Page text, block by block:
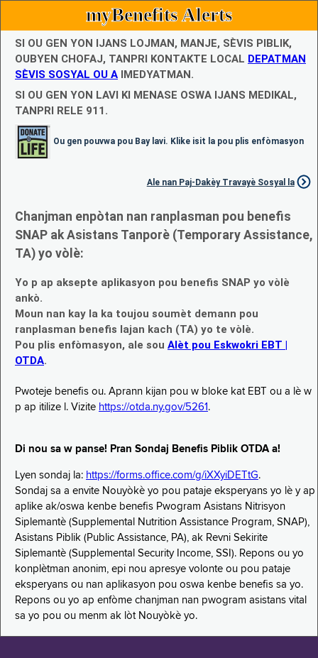
myBenefits Alerts
SI OU GEN YON IJANS LOJMAN, MANJE, SÈVIS PIBLIK,
OUBYEN CHOFAJ, TANPRI KONTAKTE LOCAL DEPATMAN
SÈVIS SOSYAL OU A IMEDYATMAN.
SI OU GEN YON LAVI KI MENASE OSWA IJANS MEDIKAL,
TANPRI RELE 911.
Ou gen pouvwa pou Bay lavi. Klike isit la pou plis enfòmasyon
Ale nan Paj-Dakèy Travayè Sosyal la
Chanjman enpòtan nan ranplasman pou benefis
SNAP ak Asistans Tanporè (Temporary Assistance,
TA) yo vòlè:
Yo p ap aksepte aplikasyon pou benefis SNAP yo vòlè
ankò.
Moun nan kay la ka toujou soumèt demann pou
ranplasman benefis lajan kach (TA) yo te vòlè.
Pou plis enfòmasyon, ale sou Alèt pou Eskwokri EBT |
OTDA.
Pwoteje benefis ou. Aprann kijan pou w bloke kat EBT ou a lè w
p ap itilize l. Vizite https://otda.ny.gov/5261 .
Di nou sa w panse! Pran Sondaj Benefis Piblik OTDA a!
Lyen sondaj la: https://forms.office.com/g/iXXyiDETtG.
Sondaj sa a envite Nouyòkè yo pou pataje eksperyans yo lè y ap
aplike ak/oswa kenbe benefis Pwogram Asistans Nitrisyon
Siplemantè (Supplemental Nutrition Assistance Program, SNAP),
Asistans Piblik (Public Assistance, PA), ak Revni Sekirite
Siplemantè (Supplemental Security Income, SSI). Repons ou yo
konplètman anonim, epi nou apresye volonte ou pou pataje
eksperyans ou nan aplikasyon pou oswa kenbe benefis sa yo.
Repons ou yo ap enfòme chanjman nan pwogram asistans vital
sa yo pou ou menm ak lòt Nouyòkè yo.